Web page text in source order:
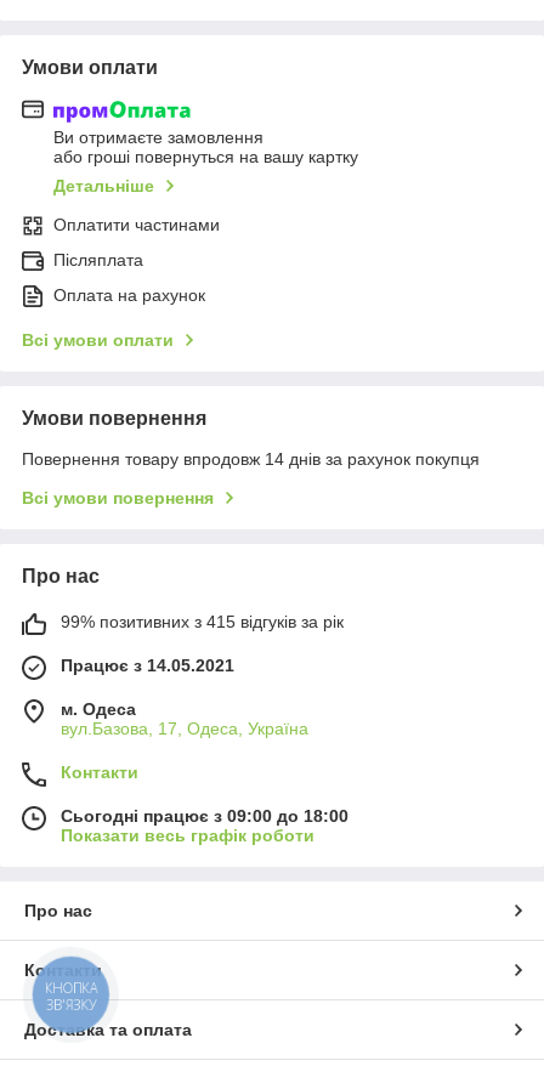
Умови оплати
Ви отримаєте замовлення
або гроші повернуться на вашу картку
Детальніше
Оплатити частинами
Післяплата
Оплата на рахунок
Всі умови оплати
Умови повернення
Повернення товару впродовж 14 днів за рахунок покупця
Всі умови повернення
Про нас
99% позитивних з 415 відгуків за рік
Працює з 14.05.2021
м. Одеса
вул.Базова, 17, Одеса, Україна
Контакти
Сьогодні працює з 09:00 до 18:00
Показати весь графік роботи
Про нас
Контакти
Доставка та оплата
КНОПКА
ЗВ'ЯЗКУ